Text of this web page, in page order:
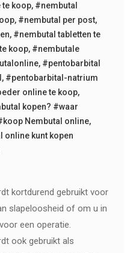
koop, #nembutal
, #nembutal per post,
, #nembutal tabletten te
koop, #nembutale
, #pentobarbital
, #pentobarbital-natrium
online te koop,
kopen? #waar
Nembutal online,
online kunt kopen
kortdurend gebruikt voor
slapeloosheid of om u in
een operatie.
ook gebruikt als